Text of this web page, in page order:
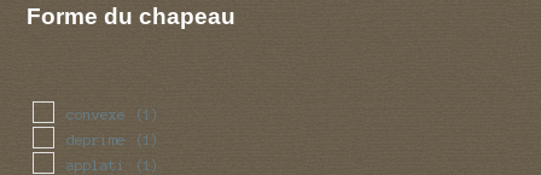
Forme du chapeau
convexe (1)
deprime (1)
applati (1)